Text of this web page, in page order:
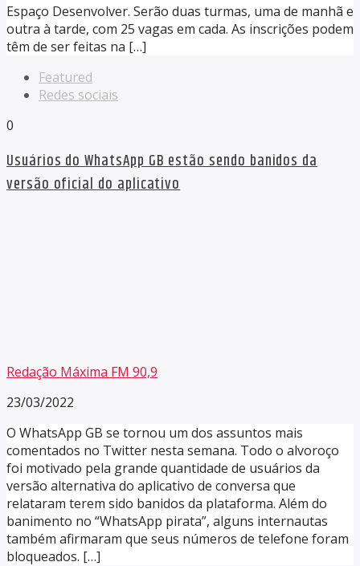
Espaço Desenvolver. Serão duas turmas, uma de manhã e
outra à tarde, com 25 vagas em cada. As inscrições podem
têm de ser feitas na […]
Featured
Redes sociais
0
Usuários do WhatsApp GB estão sendo banidos da
versão oficial do aplicativo
Redação Máxima FM 90,9
23/03/2022
O WhatsApp GB se tornou um dos assuntos mais
comentados no Twitter nesta semana. Todo o alvoroço
foi motivado pela grande quantidade de usuários da
versão alternativa do aplicativo de conversa que
relataram terem sido banidos da plataforma. Além do
banimento no “WhatsApp pirata”, alguns internautas
também afirmaram que seus números de telefone foram
bloqueados. […]